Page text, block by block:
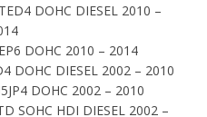
DOHC DIESEL 2010 –
DOHC 2010 – 2014
DOHC DIESEL 2002 – 2010
DOHC 2002 – 2010
SOHC HDI DIESEL 2002 –